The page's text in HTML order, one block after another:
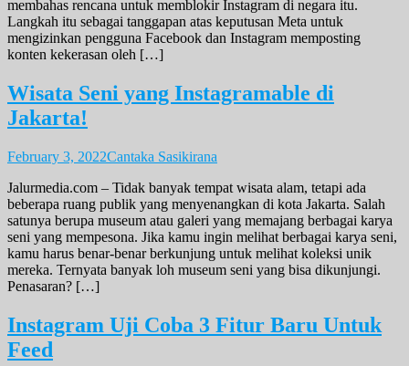
membahas rencana untuk memblokir Instagram di negara itu.
Langkah itu sebagai tanggapan atas keputusan Meta untuk
mengizinkan pengguna Facebook dan Instagram memposting
konten kekerasan oleh […]
Wisata Seni yang Instagramable di
Jakarta!
February 3, 2022Cantaka Sasikirana
Jalurmedia.com – Tidak banyak tempat wisata alam, tetapi ada
beberapa ruang publik yang menyenangkan di kota Jakarta. Salah
satunya berupa museum atau galeri yang memajang berbagai karya
seni yang mempesona. Jika kamu ingin melihat berbagai karya seni,
kamu harus benar-benar berkunjung untuk melihat koleksi unik
mereka. Ternyata banyak loh museum seni yang bisa dikunjungi.
Penasaran? […]
Instagram Uji Coba 3 Fitur Baru Untuk
Feed